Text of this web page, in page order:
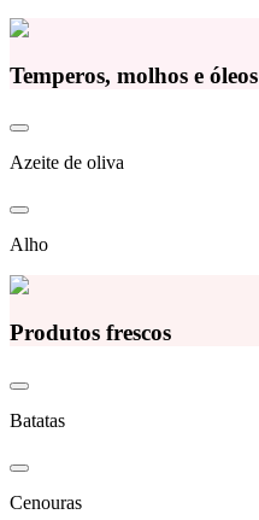
Temperos, molhos e óleos
Azeite de oliva
Alho
Produtos frescos
Batatas
Cenouras